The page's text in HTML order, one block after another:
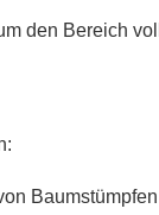
den Bereich